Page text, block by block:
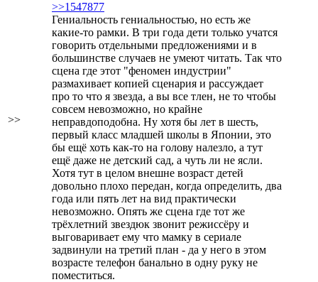
>>
>>1547877
Гениальность гениальностью, но есть же
какие-то рамки. В три года дети только учатся
говорить отдельными предложениями и в
большинстве случаев не умеют читать. Так что
сцена где этот "феномен индустрии"
размахивает копией сценария и рассуждает
про то что я звезда, а вы все тлен, не то чтобы
совсем невозможно, но крайне
неправдоподобна. Ну хотя бы лет в шесть,
первый класс младшей школы в Японии, это
бы ещё хоть как-то на голову налезло, а тут
ещё даже не детский сад, а чуть ли не ясли.
Хотя тут в целом внешне возраст детей
довольно плохо передан, когда определить, два
года или пять лет на вид практически
невозможно. Опять же сцена где тот же
трёхлетний звездюк звонит режиссёру и
выговаривает ему что мамку в сериале
задвинули на третий план - да у него в этом
возрасте телефон банально в одну руку не
поместиться.